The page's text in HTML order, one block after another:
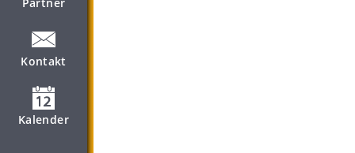
Kontakt
Kalender